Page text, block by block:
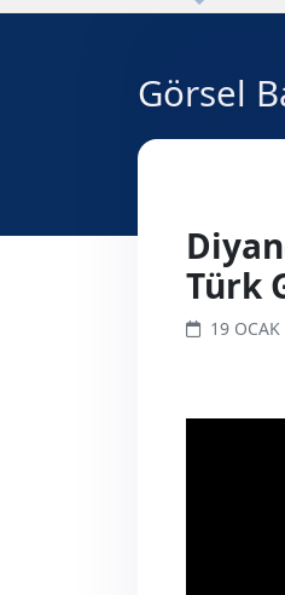
Görsel
Türk
19